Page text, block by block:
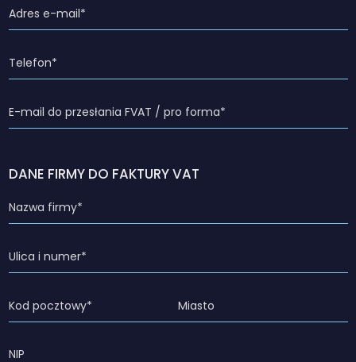
DANE FIRMY DO FAKTURY VAT